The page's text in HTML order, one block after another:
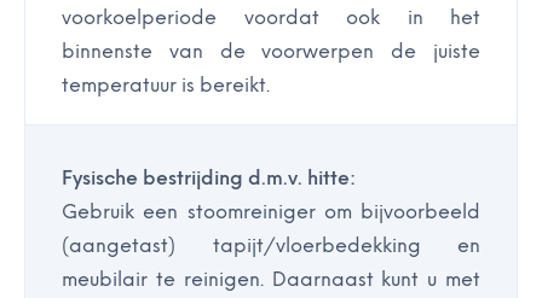
voorkoelperiode voordat ook in het
binnenste van de voorwerpen de juiste
temperatuur is bereikt.
Fysische bestrijding d.m.v. hitte:
Gebruik een stoomreiniger om bijvoorbeeld
(aangetast) tapijt/vloerbedekking en
meubilair te reinigen. Daarnaast kunt u met